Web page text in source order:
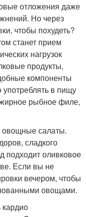
отложения даже
Но через
чтобы похудеть?
станет прием
нагрузок
продукты,
компоненты
в пищу
рыбное филе,
овощные салаты.
сладкого
подходит оливковое
Если вы не
вечером, чтобы
овощами.